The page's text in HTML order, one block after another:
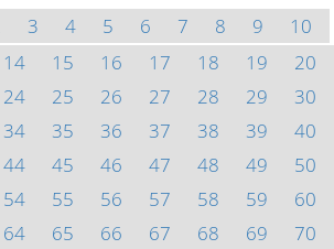
3 4 5 6 7 8 9
10
14 15 16 17 18 19
20
24 25 26 27 28 29
30
34 35 36 37 38 39
40
44 45 46 47 48 49
50
54 55 56 57 58 59
60
64 65 66 67 68 69
70